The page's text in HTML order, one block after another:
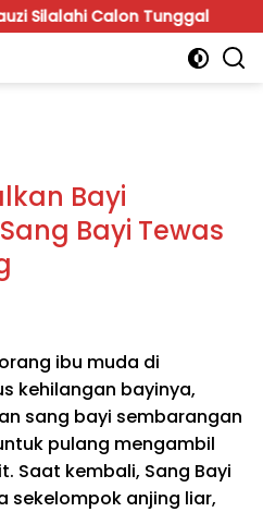
Calon Tunggal APBD
Bayi
Bayi Tewas
ibu muda di
kehilangan bayinya,
sang bayi sembarangan
pulang mengambil
Saat kembali, Sang Bayi
sekelompok anjing liar,